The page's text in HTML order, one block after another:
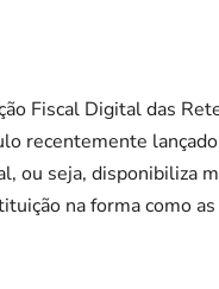
Fiscal Digital das
recentemente
ou seja, disponibiliza
na forma como